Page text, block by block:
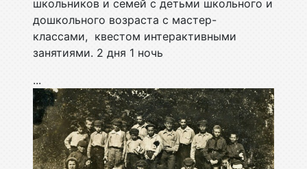
школьников и семей с детьми школьного и
дошкольного возраста с мастер-
классами, квестом интерактивными
занятиями. 2 дня 1 ночь
...